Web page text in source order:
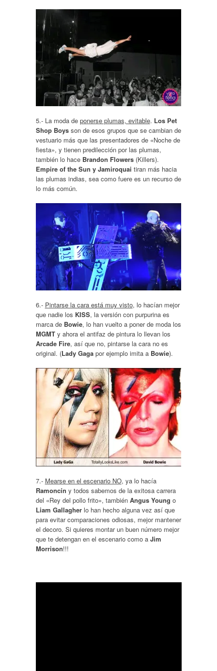
5.- La moda de ponerse plumas, evitable. Los Pet
Shop Boysson de esos grupos que se cambian de
vestuario más que las presentadores de «Noche de
fiesta», y tienen predilección por las plumas,
también lo hace Brandon Flowers(Killers).
Empire of the Sun y Jamiroquai tiran más hacia
las plumas indias, sea como fuere es un recurso de
lo más común.
6.- Pintarse la cara está muy visto, lo hacían mejor
que nadie los KISS, la versión con purpurina es
marca de Bowie, lo han vuelto a poner de moda los
MGMTy ahora el antifaz de pintura lo llevan los
Arcade Fire, así que no, pintarse la cara no es
original. (Lady Gagapor ejemplo imita a Bowie).
7.- Mearse en el escenario NO, ya lo hacía
Ramoncín y todos sabemos de la exitosa carrera
del «Rey del pollo frito», tambiénAngus Young o
Liam Gallagherlo han hecho alguna vez así que
para evitar comparaciones odiosas, mejor mantener
el decoro. Si quieres montar un buen número mejor
que te detengan en el escenario como a Jim
Morrison!!!